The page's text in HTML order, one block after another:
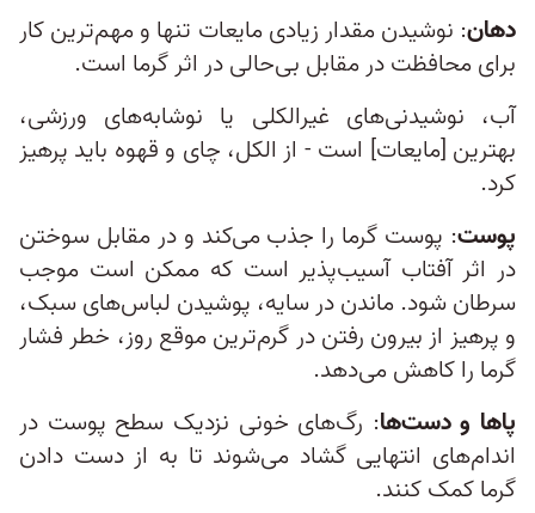
دهان: نوشیدن مقدار زیادی مایعات تنها و مهم‌ترین کار
برای محافظت در مقابل بی‌حالی در اثر گرما است.
آب، نوشیدنی‌های غیرالکلی یا نوشابه‌های ورزشی،
بهترین [مایعات] است - از الکل، چای و قهوه باید پرهیز
کرد.
پوست: پوست گرما را جذب می‌کند و در مقابل سوختن
در اثر آفتاب آسیب‌پذیر است که ممکن است موجب
سرطان شود. ماندن در سایه، پوشیدن لباس‌های سبک،
و پرهیز از بیرون رفتن در گرم‌ترین موقع روز، خطر فشار
گرما را کاهش می‌دهد.
پاها و دست‌ها: رگ‌های خونی نزدیک سطح پوست در
اندام‌های انتهایی گشاد می‌شوند تا به از دست دادن
گرما کمک کنند.